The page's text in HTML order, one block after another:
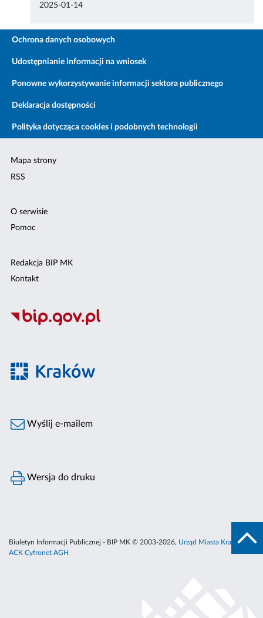
2025-01-14
Ochrona danych osobowych
Udostępnianie informacji na wniosek
Ponowne wykorzystywanie informacji sektora publicznego
Deklaracja dostępności
Polityka dotycząca cookies i podobnych technologii
Mapa strony
RSS
O serwisie
Pomoc
Redakcja BIP MK
Kontakt
Wyślij e-mailem
Wersja do druku
Biuletyn Informacji Publicznej - BIP MK © 2003-2026, Urząd Miasta Krakowa
ACK Cyfronet AGH